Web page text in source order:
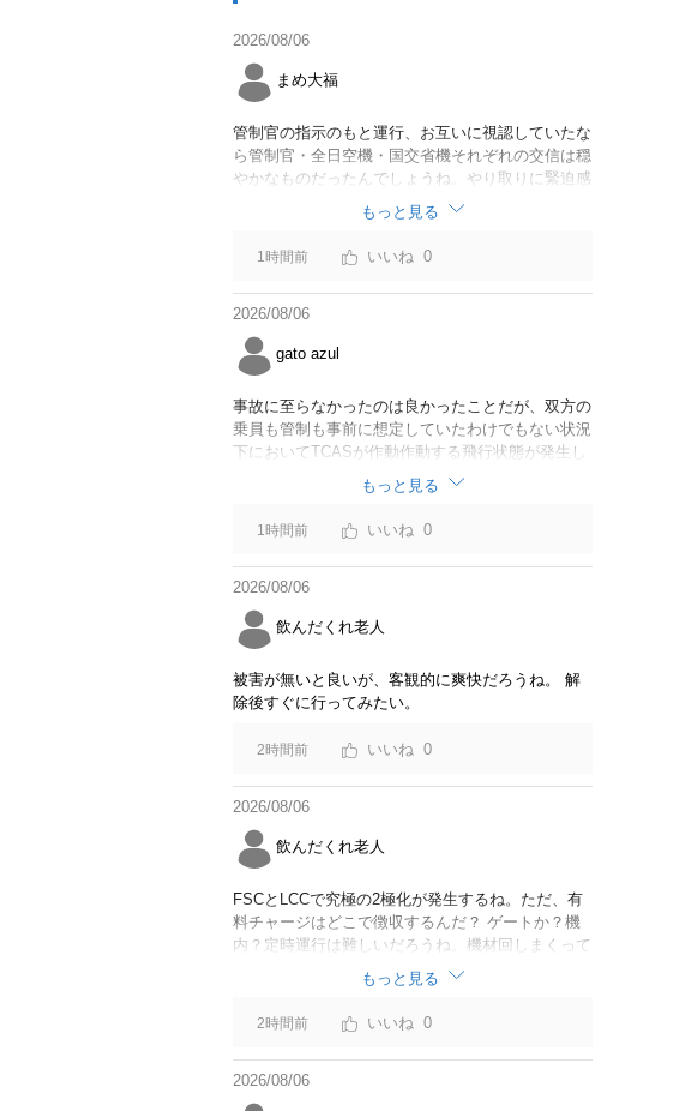
2026/08/06
まめ大福
管制官の指示のもと運行、お互いに視認していたな
ら管制官・全日空機・国交省機それぞれの交信は穏
やかなものだったんでしょうね。やり取りに緊迫感
がなかったのならば今回の判断は正しいと思いま
もっと見る
1時間前 0
2026/08/06
gato azul
事故に至らなかったのは良かったことだが、双方の
乗員も管制も事前に想定していたわけでもない状況
下においてTCASが作動作動する飛行状態が発生し
たことは事実。CABは身内可愛やでこのままうやむ
やにするつもりだろうか？
もっと見る
1時間前 0
2026/08/06
飲んだくれ老人
被害が無いと良いが、客観的に爽快だろうね。 解
除後すぐに行ってみたい。
2時間前 0
2026/08/06
飲んだくれ老人
FSCとLCCで究極の2極化が発生するね。ただ、有
料チャージはどこで徴収するんだ？ ゲートか？機
内？定時運行は難しいだろうね。機材回しまくって
るからジェットスター豪州路線は全便遅延するんじ
もっと見る
2時間前 0
2026/08/06